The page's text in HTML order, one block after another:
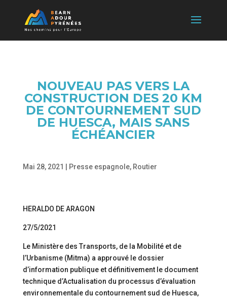
NOUVEAU PAS VERS LA
CONSTRUCTION DES 20 KM
DE CONTOURNEMENT SUD
DE HUESCA, MAIS SANS
ÉCHÉANCIER
Mai 28, 2021 Presse espagnole, Routier
HERALDO DE ARAGON
27/5/2021
Le Ministère des Transports, de la Mobilité et de
l’Urbanisme (Mitma) a approuvé le dossier
d’information publique et définitivement le document
technique d’Actualisation du processus d’évaluation
environnementale du contournement sud de Huesca,